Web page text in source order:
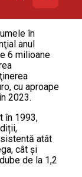
în
anul
6 milioane
cu aproape
2023.
în 1993,
atât
cât și
de la 1,2